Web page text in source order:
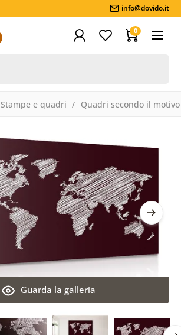
info@dovido.it
0
Stampe e quadri Quadri secondo il motivo
Guarda la galleria